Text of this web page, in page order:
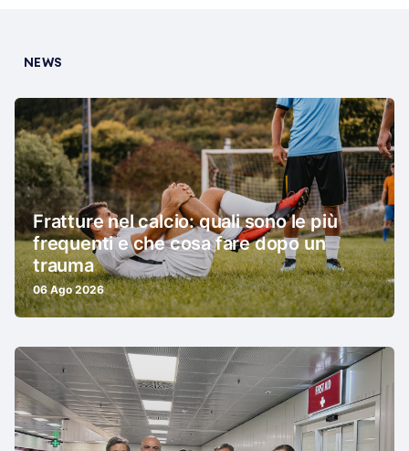
NEWS
Fratture nel calcio: quali sono le più
frequenti e che cosa fare dopo un
trauma
06 Ago 2026